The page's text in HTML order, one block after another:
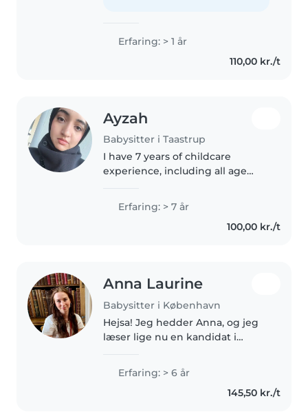
Erfaring: > 1 år
110,00 kr./t
Ayzah
Babysitter i Taastrup
I have 7 years of childcare
experience, including all age
teenagers. I am first aid certified,
fluent in Danish, English, and
Urdu, and love creative activities..
Erfaring: > 7 år
100,00 kr./t
Anna Laurine
Babysitter i København
Hejsa! Jeg hedder Anna, og jeg
læser lige nu en kandidat i
international erfaring med
babysitting og
engelskundervisning og taler
Erfaring: > 6 år
145,50 kr./t